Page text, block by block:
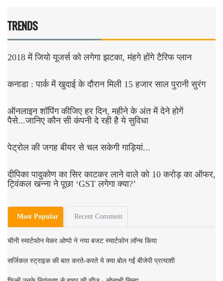
TRENDS
2018 में जियो यूजर्स को लगेगा झटका, मंहगे होंगे टैरिफ प्लान
कनाडा : पार्क में खुदाई के दौरान मिली 15 हजार साल पुरानी सुरंग
ऑनलाइन शॉपिंग कीजिए हर दिन, महीने के अंत में देने होगें
पैसे...जानिए कौन सी कंपनी दे रही है ये सुविधा
पेट्रोल की जगह बीयर से चल सकेगी गाड़ियां...
दीपिका पादुकोण का सिर काटकर लाने वाले को 10 करोड़ का ऑफर,
ट्विंकल खन्ना ने पूछा ‘GST लगेगा क्या?’
Most Popular Recent Comment
चीनी स्मार्टफोन मेकर ओप्पो ने नया बजट स्मार्टफोन लॉन्च किया
सर्जिकल स्ट्राइक की बात करते-करते ये क्या बोल गईं बीजेपी प्रत्याशी